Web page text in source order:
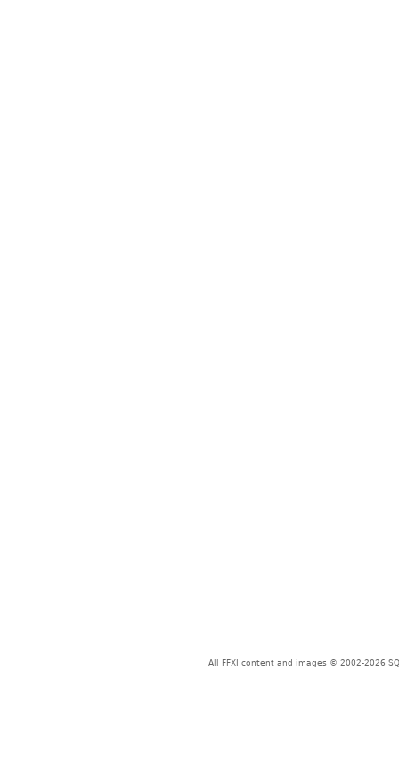
All FFXI content and images © 2002-2026